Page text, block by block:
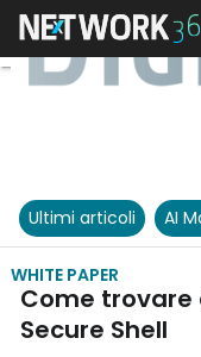
Ultimi articoli AI
WHITE PAPER
Come trovare
Secure Shell